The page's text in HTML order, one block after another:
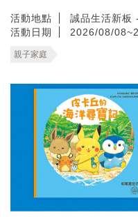
活動地點
誠品生活新板
活動日期
2026/08/
親子家庭